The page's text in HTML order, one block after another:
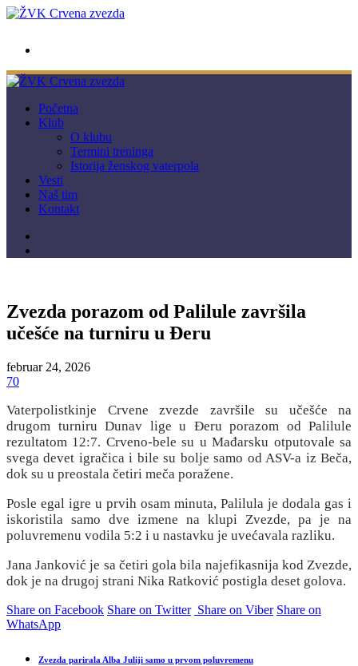
Početna
Klub
O klubu
Termini treninga
Istorija ženskog vaterpola
Vesti
Naš tim
Kontakt
Zvezda porazom od Palilule završila
učešće na turniru u Đeru
februar 24, 2026
70
Vaterpolistkinje Crvene zvezde završile su učešće na
drugom turniru Dunav lige u Đeru porazom od Palilule
rezultatom 12:7. Crveno-bele su u Mađarsku otputovale sa
svega devet igračica i bile su bolje samo od ASV-a iz Beča,
dok su u preostala četiri meča poražene.
Posle egal igre u prvih osam minuta, Palilula je dodala gas i
iskoristila samo dve izmene na klupi Zvezde, pa je na
poluvremenu vodila 5:2 i u nastavku je uvećavala razliku.
Jana Janković je sa četiri gola bila najefikasnija kod Zvezde,
dok je na drugoj strani Nika Ratković postigla deset golova.
Share on Facebook Share on Twitter Share on Viber Share on
WhatsApp
Zvezda parirala Alba Juliji samo u prvom poluvremenu